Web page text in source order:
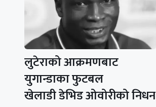
लुटेराको आक्रमणबाट
युगान्डाका फुटबल
खेलाडी डेभिड ओवोरीको निधन